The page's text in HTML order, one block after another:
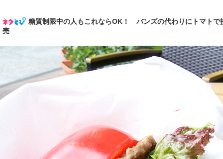
糖質制限中の人もこれならOK！ バンズの代わりにトマトで
売